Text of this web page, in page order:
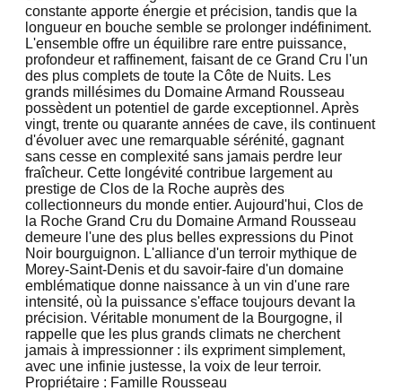
constante apporte énergie et précision, tandis que la
longueur en bouche semble se prolonger indéfiniment.
L'ensemble offre un équilibre rare entre puissance,
profondeur et raffinement, faisant de ce Grand Cru l'un
des plus complets de toute la Côte de Nuits. Les
grands millésimes du Domaine Armand Rousseau
possèdent un potentiel de garde exceptionnel. Après
vingt, trente ou quarante années de cave, ils continuent
d'évoluer avec une remarquable sérénité, gagnant
sans cesse en complexité sans jamais perdre leur
fraîcheur. Cette longévité contribue largement au
prestige de Clos de la Roche auprès des
collectionneurs du monde entier. Aujourd'hui, Clos de
la Roche Grand Cru du Domaine Armand Rousseau
demeure l'une des plus belles expressions du Pinot
Noir bourguignon. L'alliance d'un terroir mythique de
Morey-Saint-Denis et du savoir-faire d'un domaine
emblématique donne naissance à un vin d'une rare
intensité, où la puissance s'efface toujours devant la
précision. Véritable monument de la Bourgogne, il
rappelle que les plus grands climats ne cherchent
jamais à impressionner : ils expriment simplement,
avec une infinie justesse, la voix de leur terroir.
Propriétaire : Famille Rousseau